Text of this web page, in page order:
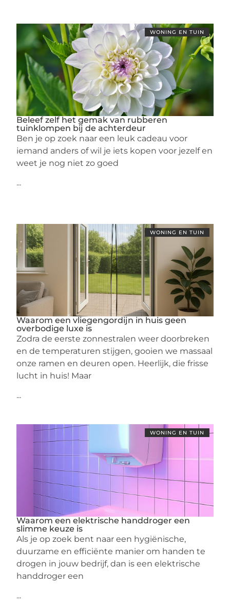
WONING EN TUIN
Beleef zelf het gemak van rubberen
tuinklompen bij de achterdeur
Ben je op zoek naar een leuk cadeau voor
iemand anders of wil je iets kopen voor jezelf en
weet je nog niet zo goed
...
WONING EN TUIN
Waarom een vliegengordijn in huis geen
overbodige luxe is
Zodra de eerste zonnestralen weer doorbreken
en de temperaturen stijgen, gooien we massaal
onze ramen en deuren open. Heerlijk, die frisse
lucht in huis! Maar
...
WONING EN TUIN
Waarom een elektrische handdroger een
slimme keuze is
Als je op zoek bent naar een hygiënische,
duurzame en efficiënte manier om handen te
drogen in jouw bedrijf, dan is een elektrische
handdroger een
...